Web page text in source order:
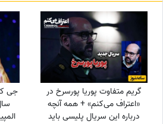
گریم متفاوت پوریا پورسرخ در
«اعتراف می‌کنم» + همه آنچه
درباره این سریال پلیسی باید
جی